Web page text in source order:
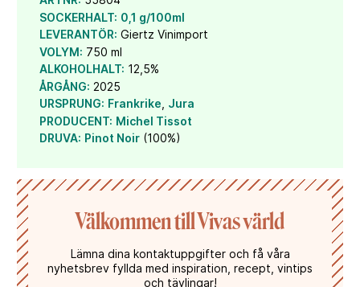
À votre santé!
SOCKERHALT: 0,1 g/100ml
LEVERANTÖR: Giertz Vinimport
VOLYM: 750 ml
ALKOHOLHALT: 12,5%
ÅRGÅNG: 2025
URSPRUNG: Frankrike Jura
PRODUCENT: Michel Tissot
DRUVA: Pinot Noir (100%)
Välkommen till Vivas värld
Lämna dina kontaktuppgifter och få våra
nyhetsbrev fyllda med inspiration, recept, vintips
och tävlingar!